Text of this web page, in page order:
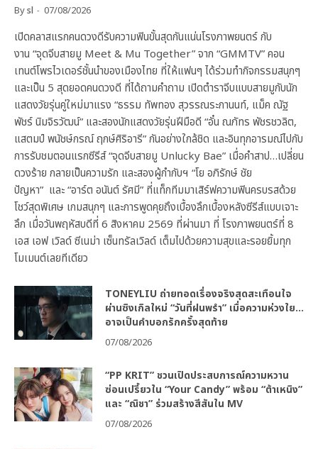
Bysl 07/08/2026
เปิดคลาสแรกคนดวงดีรับความฟินขั้นสุดกันแน่นโรงภาพยนตร์ กับ
งาน “จุดจีบสายมู Meet & Mu Together” จาก “GMMTV” คอน
เทนต์โพรไวเดอร์ชั้นนำของเมืองไทย ที่ให้แฟนๆ ได้ร่วมทำกิจกรรมสนุกๆ
และเป็น 5 สุดยอดคนดวงดี ที่ได้ถามคำถาม เปิดตำราจีบแบบสายมูกับนัก
แสดงวัยรุ่นคู่ใหม่มาแรง “ธรรม ทัพทอง สุวรรณระกานนท์, แม็ค ณัฐ
พัชร์ นิมจิรวัฒน์” และสองนักแสดงวัยรุ่นฝีมือดี “อั๋น ณภัทร พัชรชวลิต,
แสตมป์ พนัชษ์กรณ์ ฤกษ์ศิริอารี” กันอย่างใกล้ชิด และอินทุกอารมณ์ไปกับ
การรับชมตอนแรกซีรีส์ “จุดจีบสายมู Unlucky Bae” เมื่อคำสาป…เปลี่ยน
ดวงร้าย กลายเป็นความรัก และสองผู้กำกับฯ “โย อภิรักษ์ ชัย
ปัญหา” และ “อาร์ต อนันต์ รัศมี” ที่แท็กทีมมาเสิร์ฟความฟินครบรสด้วย
โชว์สุดพิเศษ เกมสนุกๆ และการพูดคุยถึงเบื้องลึกเบื้องหลังซีรีส์แบบเจาะ
ลึก เมื่อวันพฤหัสบดีที่ 6 สิงหาคม 2569 ที่ผ่านมา ที่ โรงภาพยนตร์ที่ 8
เอส เอฟ เวิลด์ ซีเนม่า เซ็นทรัลเวิลด์ เต็มไปด้วยความสุขและรอยยิ้มทุก
โมเมนต์เลยทีเดียว
TONEYLIU ถ่ายทอดเรื่องจริงสุดสะเทือนใจ
ผ่านซิงเกิลใหม่ “วันที่ฝนพรำ” เมื่อความห่วงใย…
อาจเป็นคำบอกรักครั้งสุดท้าย
07/08/2026
“PP KRIT” ชวนเปิดประสบการณ์ความหวาน
ซ่อนเปรี้ยวใน “Your Candy” พร้อม “ต้าเหนิง”
และ “ณิชา” ร่วมสร้างสีสันใน MV
07/08/2026